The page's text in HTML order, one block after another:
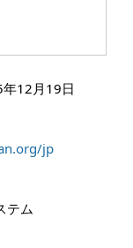
12月19日
jp
テム